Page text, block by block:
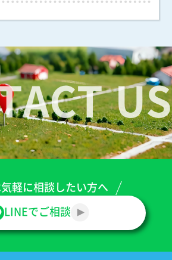
US
軽に相談したい方へ
LINEでご相談